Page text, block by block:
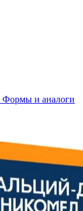
Формы и аналоги